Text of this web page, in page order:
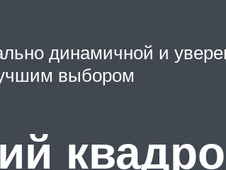
динамичной и
выбором